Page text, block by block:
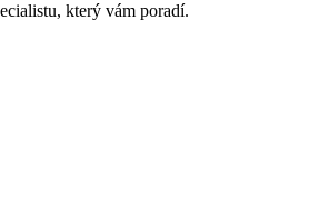
který vám poradí.